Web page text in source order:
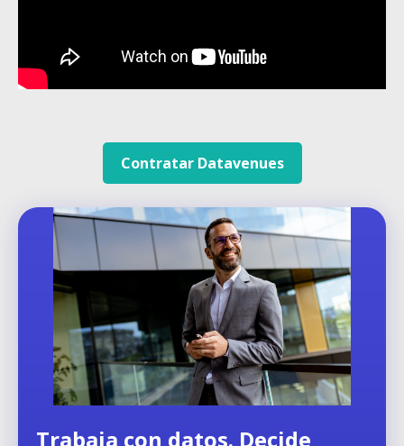
Contratar Datavenues
Trabaja con datos. Decide